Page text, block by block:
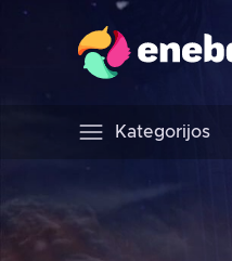
Kategorijos